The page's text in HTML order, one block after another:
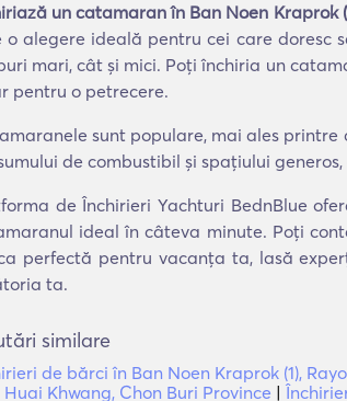
un catamaran în Ban Noen Kraprok
o alegere ideală pentru cei care doresc
mari, cât și mici. Poți închiria un
pentru o petrecere.
sunt populare, mai ales
de combustibil și spațiului
de Închirieri Yachturi BednBlue
ideal în câteva minute. Poți
perfectă pentru vacanța ta, lasă
ta.
similare
de bărci în Ban Noen Kraprok (1),
Huai Khwang, Chon Buri Province |